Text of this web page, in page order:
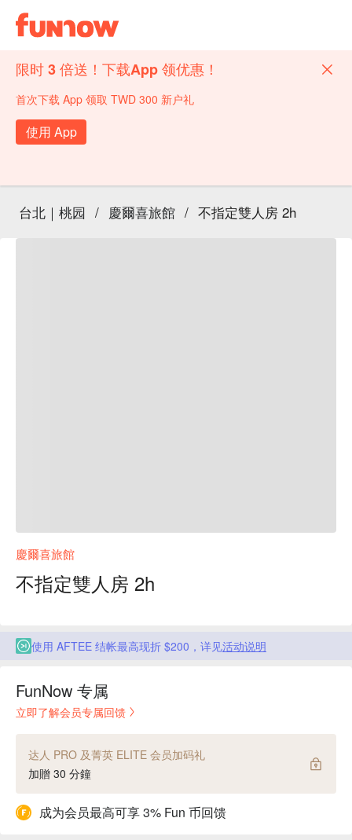
限时 3 倍送！下载App 领优惠！
首次下载 App 领取 TWD 300 新户礼
使用 App
台北｜桃园 / 慶爾喜旅館 / 不指定雙人房 2h
慶爾喜旅館
不指定雙人房 2h
使用 AFTEE 结帐最高现折 $200，详见活动说明
FunNow 专属
立即了解会员专属回馈
达人 PRO 及菁英 ELITE 会员加码礼
加贈 30 分鐘
成为会员最高可享 3% Fun 币回馈